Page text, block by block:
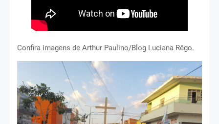
Confira imagens de Arthur Paulino/Blog Luciana Rêgo.